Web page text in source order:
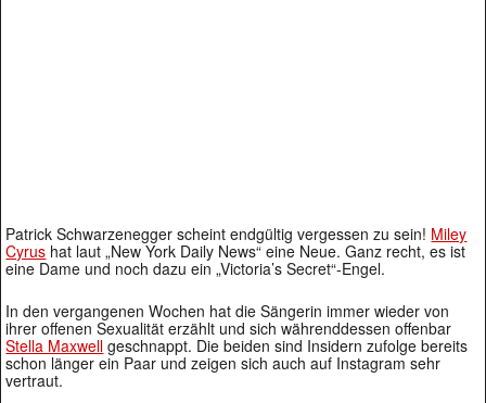
Patrick Schwarzenegger scheint endgültig vergessen zu sein! Miley
Cyrus hat laut „New York Daily News“ eine Neue. Ganz recht, es ist
eine Dame und noch dazu ein „Victoria’s Secret“-Engel.
In den vergangenen Wochen hat die Sängerin immer wieder von
ihrer offenen Sexualität erzählt und sich währenddessen offenbar
Stella Maxwell geschnappt. Die beiden sind Insidern zufolge bereits
schon länger ein Paar und zeigen sich auch auf Instagram sehr
vertraut.